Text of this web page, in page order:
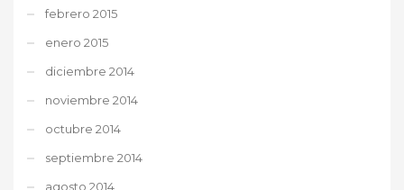
febrero 2015
enero 2015
diciembre 2014
noviembre 2014
octubre 2014
septiembre 2014
agosto 2014